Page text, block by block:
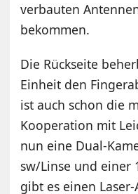
verbauten
bekommen.
Die Rückseite
Einheit den
ist auch schon die
Kooperation mit
nun eine Dual-
sw/Linse und einer
gibt es einen